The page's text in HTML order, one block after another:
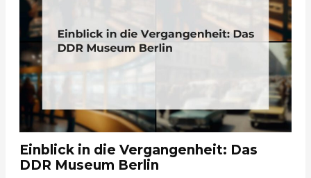
Einblick in die Vergangenheit: Das
DDR Museum Berlin